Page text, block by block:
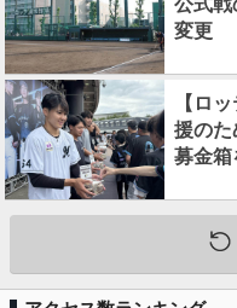
変更
【ロ
援のた
募金箱